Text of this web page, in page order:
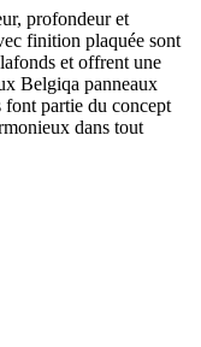
profondeur et
finition plaquée sont
et offrent une
Belgiqa panneaux
partie du concept
dans tout